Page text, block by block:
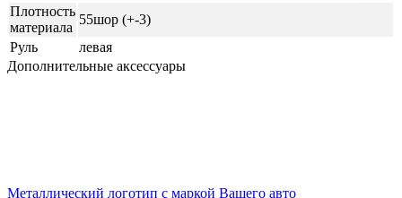
Плотность
материала
55шор (+-3)
Руль
левая
Дополнительные аксессуары
Металлический логотип с маркой Вашего авто